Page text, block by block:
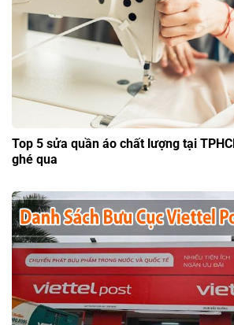
Top 5 sửa quần áo chất lượng tại
ghé qua